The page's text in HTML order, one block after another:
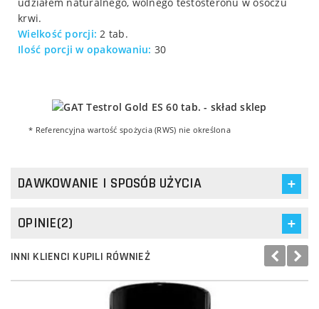
krwi.
Wielkość porcji: 2 tab.
Ilość porcji w opakowaniu: 30
* Referencyjna wartość spożycia (RWS) nie określona
DAWKOWANIE I SPOSÓB UŻYCIA
OPINIE(2)
INNI KLIENCI KUPILI RÓWNIEŻ